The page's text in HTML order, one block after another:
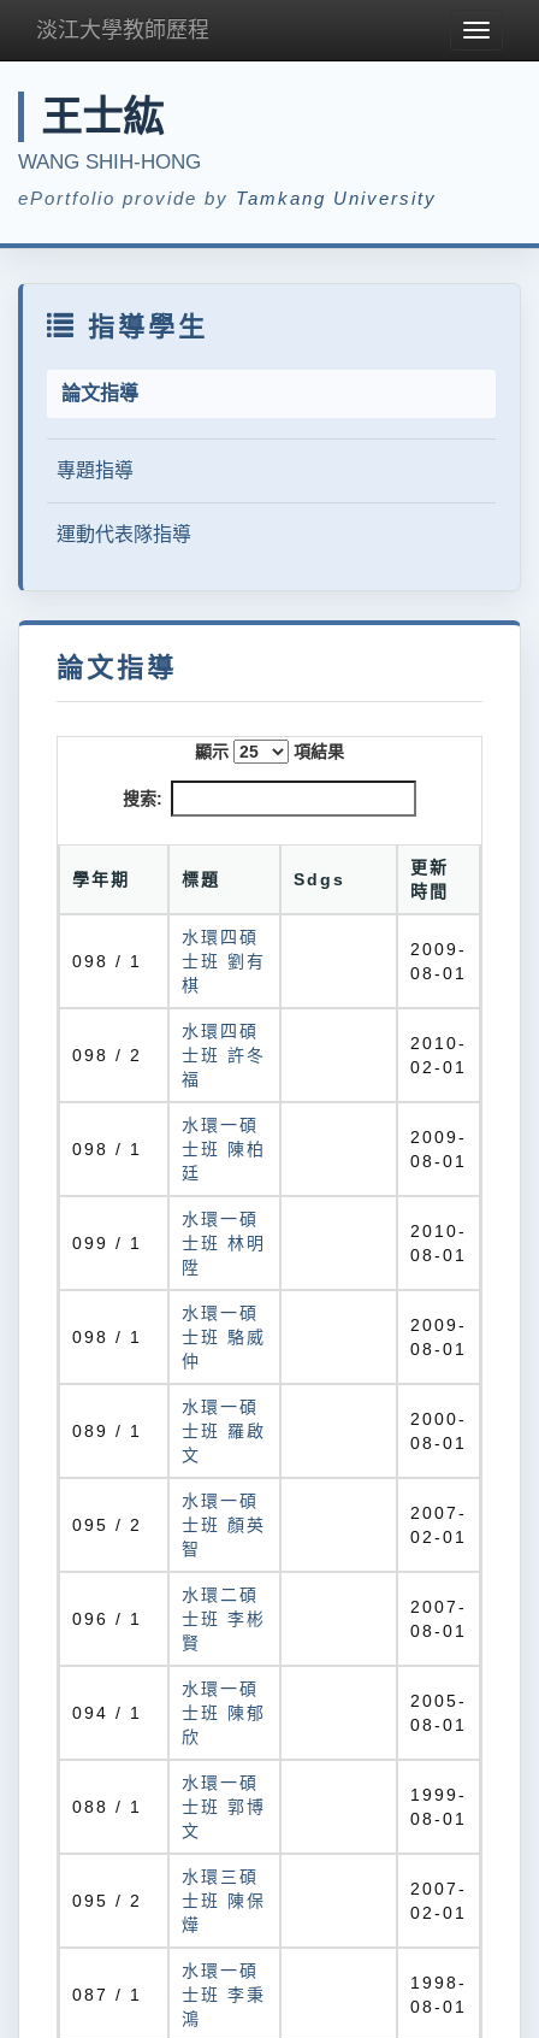
Toggle
淡江大學教師歷程
王士紘
WANG SHIH-HONG
ePortfolio provide by Tamkang University
指導學生
論文指導
專題指導
運動代表隊指導
論文指導
顯示 項結果
搜索:
學年期 標題 Sdgs
更新
時間
098 / 1
水環四碩
士班 劉有
棋
2009-
08-01
098 / 2
水環四碩
士班 許冬
福
2010-
02-01
098 / 1
水環一碩
士班 陳柏
廷
2009-
08-01
099 / 1
水環一碩
士班 林明
陞
2010-
08-01
098 / 1
水環一碩
士班 駱威
仲
2009-
08-01
089 / 1
水環一碩
士班 羅啟
文
2000-
08-01
095 / 2
水環一碩
士班 顏英
智
2007-
02-01
096 / 1
水環二碩
士班 李彬
賢
2007-
08-01
094 / 1
水環一碩
士班 陳郁
欣
2005-
08-01
088 / 1
水環一碩
士班 郭博
文
1999-
08-01
095 / 2
水環三碩
士班 陳保
燁
2007-
02-01
087 / 1
水環一碩
士班 李秉
鴻
1998-
08-01